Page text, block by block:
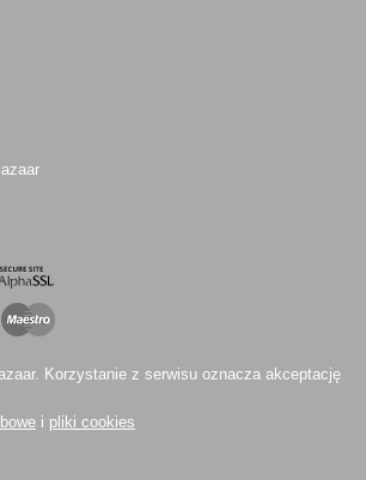
Korzystanie z serwisu oznacza akceptację
i pliki cookies